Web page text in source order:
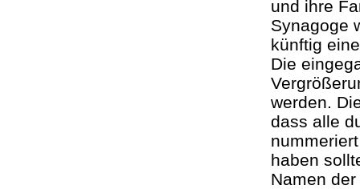
und ihre
Synagoge
künftig
Die
werden.
dass alle
haben
Namen